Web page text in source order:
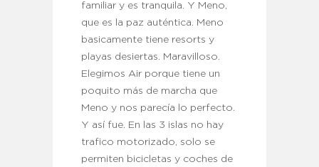
familiar y es tranquila. Y Meno,
que es la paz auténtica. Meno
basicamente tiene resorts y
playas desiertas. Maravilloso.
Elegimos Air porque tiene un
poquito más de marcha que
Meno y nos parecía lo perfecto.
Y así fue. En las 3 islas no hay
trafico motorizado, solo se
permiten bicicletas y coches de